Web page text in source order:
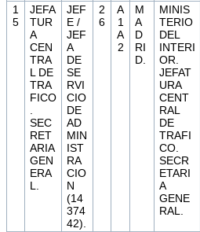
1
5
JEFA
TUR
A
CEN
TRA
L DE
TRA
FICO
SEC
RET
ARIA
GEN
ERA
L.
JEF
E /
JEF
A
DE
SE
RVI
CIO
DE
AD
MIN
IST
RA
CIO
N
(14
374
42).
2
6
A
1
A
2
M
A
D
RI
D.
MINIS
TERIO
DEL
INTERI
OR.
JEFAT
URA
CENT
RAL
DE
TRAFI
CO.
SECR
ETARI
A
GENE
RAL.